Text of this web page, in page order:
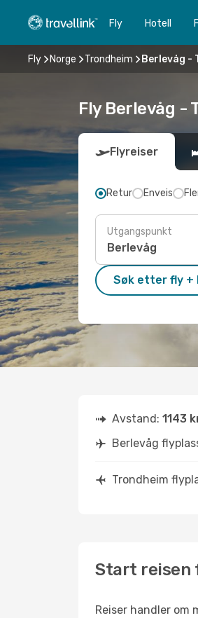
Fly Hotell
Fly Norge Trondheim Berlevåg -
Fly Berlevåg -
Flyreiser
Retur Enveis
Utgangspunkt
Søk etter fly +
Avstand: 1143
Berlevåg
Trondheim
Start reisen
Reiser handler om